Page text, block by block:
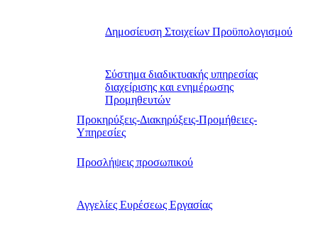
Δημοσίευση Στοιχείων Προϋπολογισμού
Σύστημα διαδικτυακής υπηρεσίας
διαχείρισης και ενημέρωσης
Προμηθευτών
Προκηρύξεις-Διακηρύξεις-Προμήθειες-
Υπηρεσίες
Προσλήψεις προσωπικού
Αγγελίες Ευρέσεως Εργασίας